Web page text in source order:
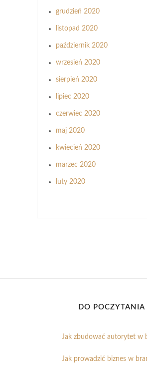
grudzień 2020
listopad 2020
październik 2020
wrzesień 2020
sierpień 2020
lipiec 2020
czerwiec 2020
maj 2020
kwiecień 2020
marzec 2020
luty 2020
DO POCZYTANIA
Jak zbudować autorytet w
Jak prowadzić biznes w